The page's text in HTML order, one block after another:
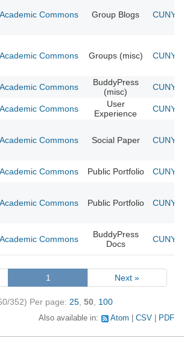
Commons Group Blogs CUNY
Commons Groups (misc) CUNY
Commons
BuddyPress
(misc)
CUNY
Commons
User
Experience
CUNY
Commons Social Paper CUNY
Commons Public Portfolio CUNY
Commons Public Portfolio CUNY
Commons
BuddyPress
Docs
CUNY
1 Next »
352) Per page: 25 50 100
Also available in: Atom CSV PDF